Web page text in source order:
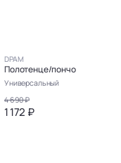
DPAM
Полотенце/пончо
Универсальный
4 690 ₽
1 172 ₽